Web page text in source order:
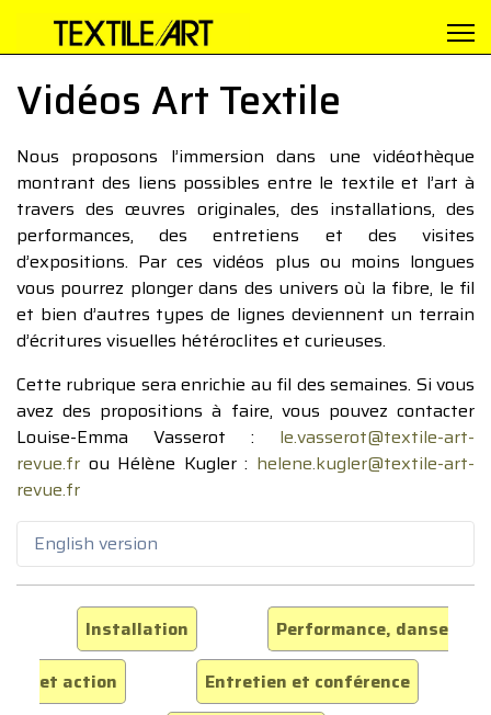
Vidéos Art Textile
Nous proposons l’immersion dans une vidéothèque
montrant des liens possibles entre le textile et l’art à
travers des œuvres originales, des installations, des
performances, des entretiens et des visites
d’expositions. Par ces vidéos plus ou moins longues
vous pourrez plonger dans des univers où la fibre, le fil
et bien d’autres types de lignes deviennent un terrain
d’écritures visuelles hétéroclites et curieuses.
Cette rubrique sera enrichie au fil des semaines. Si vous
avez des propositions à faire, vous pouvez contacter
Louise-Emma Vasserot : le.vasserot@textile-art-
revue.fr ou Hélène Kugler : helene.kugler@textile-art-
revue.fr
English version
Installation
Performance, danse
et action
Entretien et conférence